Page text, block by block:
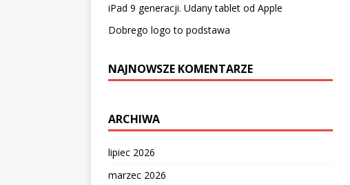
iPad 9 generacji. Udany tablet od Apple
Dobrego logo to podstawa
NAJNOWSZE KOMENTARZE
ARCHIWA
lipiec 2026
marzec 2026